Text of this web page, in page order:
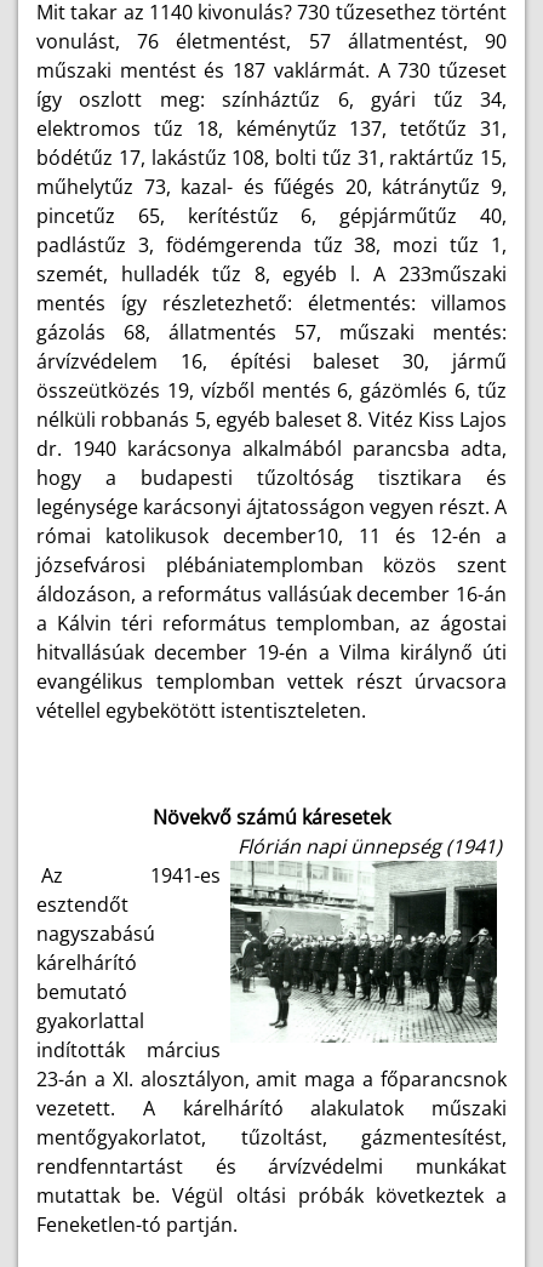
Mit takar az 1140 kivonulás? 730 tűzesethez történt
vonulást, 76 életmentést, 57 állatmentést, 90
műszaki mentést és 187 vaklármát. A 730 tűzeset
így oszlott meg: színháztűz 6, gyári tűz 34,
elektromos tűz 18, kéménytűz 137, tetőtűz 31,
bódétűz 17, lakástűz 108, bolti tűz 31, raktártűz 15,
műhelytűz 73, kazal- és fűégés 20, kátránytűz 9,
pincetűz 65, kerítéstűz 6, gépjárműtűz 40,
padlástűz 3, födémgerenda tűz 38, mozi tűz 1,
szemét, hulladék tűz 8, egyéb l. A 233műszaki
mentés így részletezhető: életmentés: villamos
gázolás 68, állatmentés 57, műszaki mentés:
árvízvédelem 16, építési baleset 30, jármű
összeütközés 19, vízből mentés 6, gázömlés 6, tűz
nélküli robbanás 5, egyéb baleset 8. Vitéz Kiss Lajos
dr. 1940 karácsonya alkalmából parancsba adta,
hogy a budapesti tűzoltóság tisztikara és
legénysége karácsonyi ájtatosságon vegyen részt. A
római katolikusok december10, 11 és 12-én a
józsefvárosi plébániatemplomban közös szent
áldozáson, a református vallásúak december 16-án
a Kálvin téri református templomban, az ágostai
hitvallásúak december 19-én a Vilma királynő úti
evangélikus templomban vettek részt úrvacsora
vétellel egybekötött istentiszteleten.
Növekvő számú káresetek
Flórián napi ünnepség (1941)
Az 1941-es
esztendőt
nagyszabású
kárelhárító
bemutató
gyakorlattal
indították március
23-án a XI. alosztályon, amit maga a főparancsnok
vezetett. A kárelhárító alakulatok műszaki
mentőgyakorlatot, tűzoltást, gázmentesítést,
rendfenntartást és árvízvédelmi munkákat
mutattak be. Végül oltási próbák következtek a
Feneketlen-tó partján.